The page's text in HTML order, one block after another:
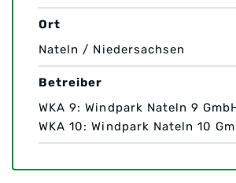
Ort
Nateln / Niedersachsen
Betreiber
WKA 9: Windpark Nateln 9
WKA 10: Windpark Nateln 10